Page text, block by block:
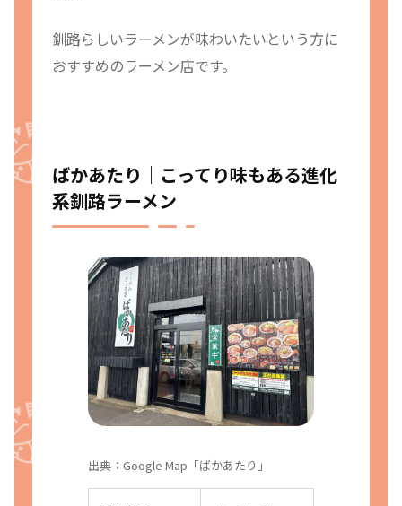
釧路らしいラーメンが味わいたいという方に
おすすめのラーメン店です。
ばかあたり｜こってり味もある進化
系釧路ラーメン
出典： Google Map「ばかあたり」